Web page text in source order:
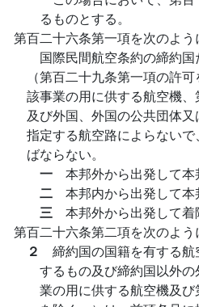
るものとする。
第百二十六条第一項を次のよう
国際民間航空条約の締約
（第百二十九条第一項の許
該事業の用に供する航空機
及び外国、外国の公共団体
指定する航空路によらない
ばならない。
一 本邦外から出発して
二 本邦内から出発して
三 本邦外から出発して
第百二十六条第二項を次のよう
２ 締約国の国籍を有する
するもの及び締約国以外
業の用に供する航空機及